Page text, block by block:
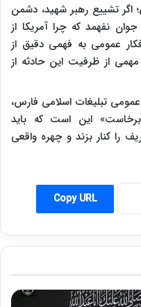
اگر تشییع رهبر شهید، دشمن
نفهمد که چرا آمریکا از
عمومی به فهمی دقیق از
از ظرفیت این حادثه از
تبلیغات اسلامی فارس،
این است که باید
را کنار بزند و چهره واقعی
Copy URL